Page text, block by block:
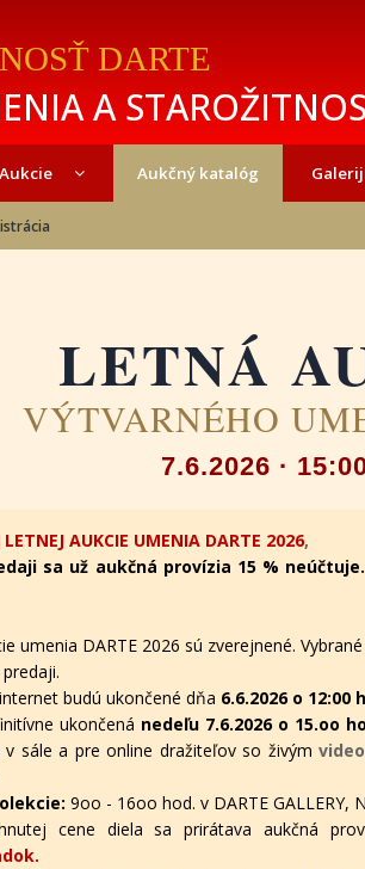
DARTE
A
Aukcie Aukčný katalóg
LETNÁ
VÝTVARNÉHO
7.6.2026 ·
LETNEJ AUKCIE UMENIA DARTE 2026,
sa už aukčná provízia 15 %
umenia DARTE 2026 sú zverejnené.
budú ukončené dňa 6.6.2026 o 12:00
ukončená nedeľu 7.6.2026 o 15.oo
sále a pre online dražiteľov so živým
9oo - 16oo hod. v DARTE GALLERY,
cene diela sa prirátava aukčná